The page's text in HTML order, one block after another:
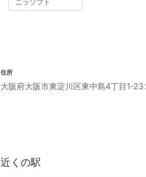
住所
大阪府大阪市東淀川区東中島4丁目1-
近くの駅